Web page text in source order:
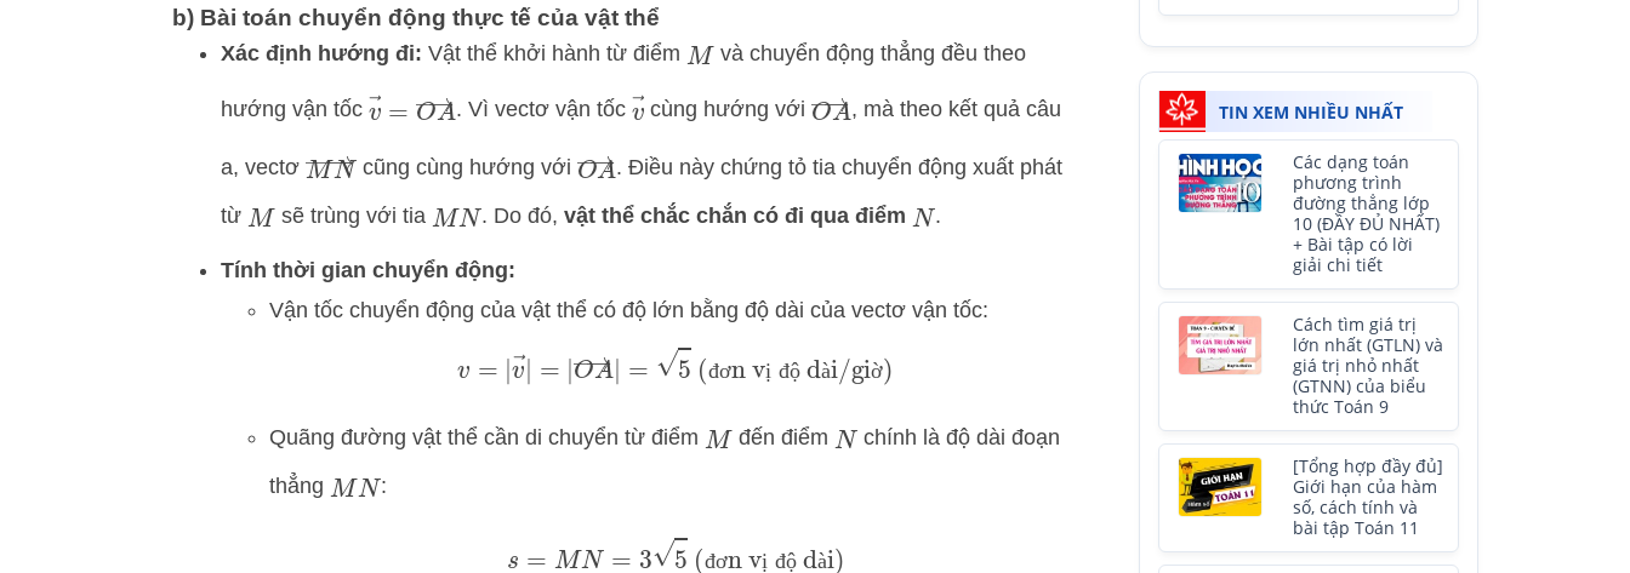
b) Bài toán chuyển động thực tế của vật thể
Xác định hướng đi: Vật thể khởi hành từ điểm M và chuyển động thẳng đều theo
hướng vận tốc v → =OA →
. Vì vectơ vận tốc v →
cùng hướng vớiOA →
, mà theo kết quả câu
a, vectơ MN→
cũng cùng hướng với OA →
. Điều này chứng tỏ tia chuyển động xuất phát
từ M sẽ trùng với tia MN . Do đó,vật thể chắc chắn có đi qua điểm N.
Tính thời gian chuyển động:
Vận tốc chuyển động của vật thể có độ lớn bằng độ dài của vectơ vận tốc:
đơ ị độ à ờ
v =|v→ |= OA→|= 5(đơn vị độ dài/giờ)
Quãng đường vật thể cần di chuyển từ điểm M đến điểm Nchính là độ dài đoạn
thẳng MN :
đơ ị độ à
s= MN=3 5(đơn vị độ dài)
TIN XEM NHIỀU NHẤT
Các dạng toán
phương trình
đường thẳng lớp
10 (ĐẦY ĐỦ NHẤT)
+ Bài tập có lời
giải chi tiết
Cách tìm giá trị
lớn nhất (GTLN) và
giá trị nhỏ nhất
(GTNN) của biểu
thức Toán 9
[Tổng hợp đầy đủ]
Giới hạn của hàm
số, cách tính và
bài tập Toán 11